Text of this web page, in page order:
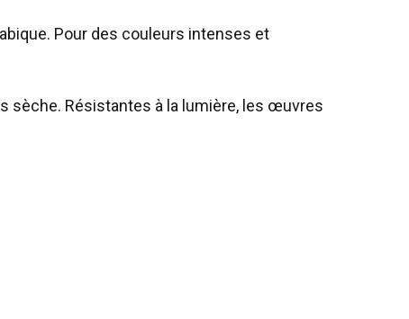
Pour des couleurs intenses et
sèche. Résistantes à la lumière, les œuvres